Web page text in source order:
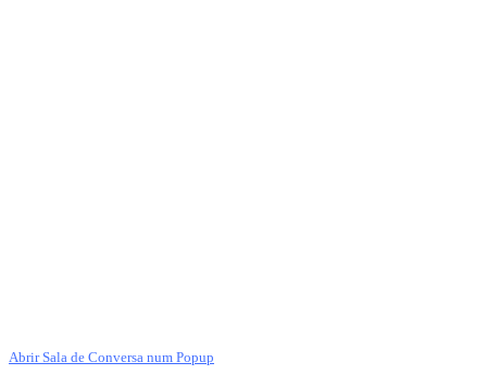
Abrir Sala de Conversa num Popup